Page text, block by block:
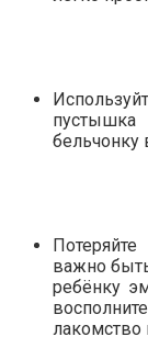
пустышка
бельчонку
важно
ребёнку
лакомство